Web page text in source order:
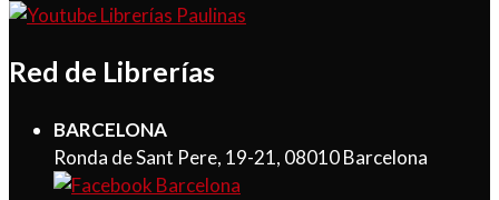
Red de Librerías
BARCELONA
Ronda de Sant Pere, 19-21, 08010 Barcelona